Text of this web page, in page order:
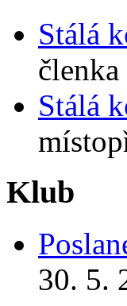
Stálá
Stálá
Klub
30. 5.